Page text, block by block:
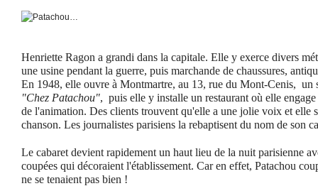
Henriette Ragon a grandi dans la capitale. Elle y exerce divers
une usine pendant la guerre, puis marchande de chaussures,
En 1948, elle ouvre à Montmartre, au 13, rue du Mont-Cenis, un
"Chez Patachou", puis elle y installe un restaurant où elle
de l'animation. Des clients trouvent qu'elle a une jolie voix et elle
chanson. Les journalistes parisiens la rebaptisent du nom de son
Le cabaret devient rapidement un haut lieu de la nuit parisienne
coupées qui décoraient l'établissement. Car en effet, Patachou
ne se tenaient pas bien !